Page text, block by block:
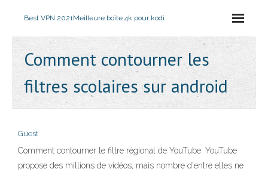
Best VPN 2021Meilleure boîte 4k pour kodi
Comment contourner les
filtres scolaires sur android
Guest
Comment contourner le filtre régional de YouTube. YouTube
propose des millions de vidéos, mais nombre d'entre elles ne